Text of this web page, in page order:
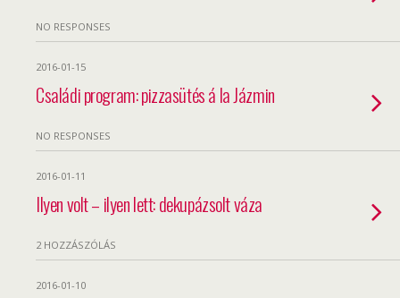
NO RESPONSES
2016-01-15
Családi program: pizzasütés á la Jázmin
NO RESPONSES
2016-01-11
Ilyen volt – ilyen lett: dekupázsolt váza
2 HOZZÁSZÓLÁS
2016-01-10